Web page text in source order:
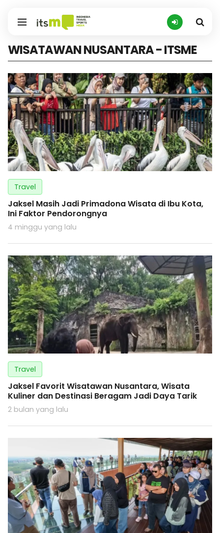
WISATAWAN NUSANTARA - ITSME
Travel
Jaksel Masih Jadi Primadona Wisata di Ibu Kota,
Ini Faktor Pendorongnya
4 minggu yang lalu
Travel
Jaksel Favorit Wisatawan Nusantara, Wisata
Kuliner dan Destinasi Beragam Jadi Daya Tarik
2 bulan yang lalu